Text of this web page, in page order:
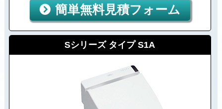
簡単無料見積フォーム
Sシリーズ タイプ S1A